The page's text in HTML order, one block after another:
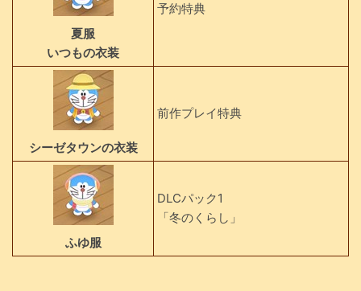
夏服
いつもの衣装
予約特典
シーゼタウンの衣装
前作プレイ特典
ふゆ服
DLCパック1
「冬のくらし」